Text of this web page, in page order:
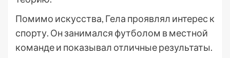
Помимо искусства, Гела проявлял интерес к
спорту. Он занимался футболом в местной
команде и показывал отличные результаты.